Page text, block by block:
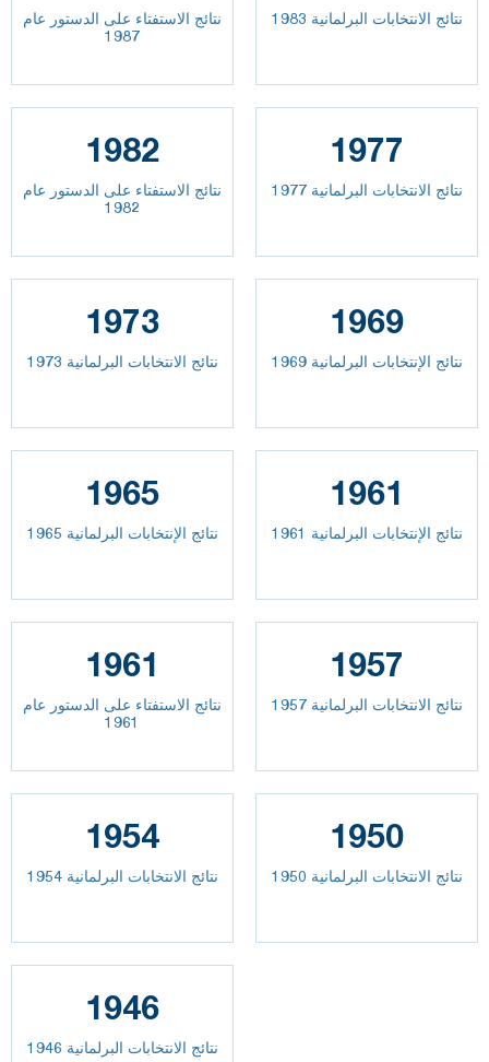
نتائج الاستفتاء على الدستور عام
1987
نتائج الانتخابات البرلمانية 1983
1982
نتائج الاستفتاء على الدستور عام
1982
1977
نتائج الانتخابات البرلمانية 1977
1973
نتائج الانتخابات البرلمانية 1973
1969
نتائج الإنتخابات البرلمانية 1969
1965
نتائج الإنتخابات البرلمانية 1965
1961
نتائج الإنتخابات البرلمانية 1961
1961
نتائج الاستفتاء على الدستور عام
1961
1957
نتائج الانتخابات البرلمانية 1957
1954
نتائج الانتخابات البرلمانية 1954
1950
نتائج الانتخابات البرلمانية 1950
1946
نتائج الانتخابات البرلمانية 1946